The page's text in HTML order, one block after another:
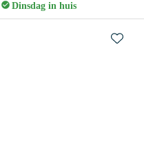
Dinsdag in huis